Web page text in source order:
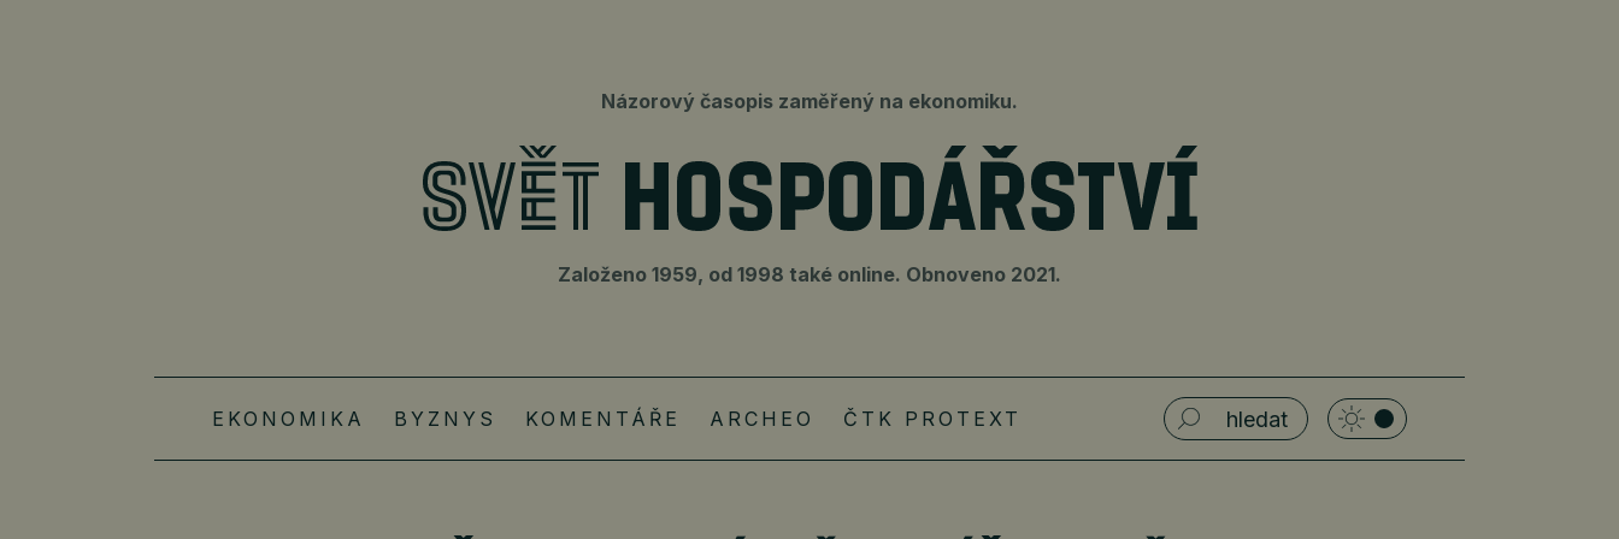
Názorový časopis zaměřený na ekonomiku.
Založeno 1959, od 1998 také online. Obnoveno 2021.
EKONOMIKA BYZNYS KOMENTÁŘE ARCHEO ČTK PROTEXT